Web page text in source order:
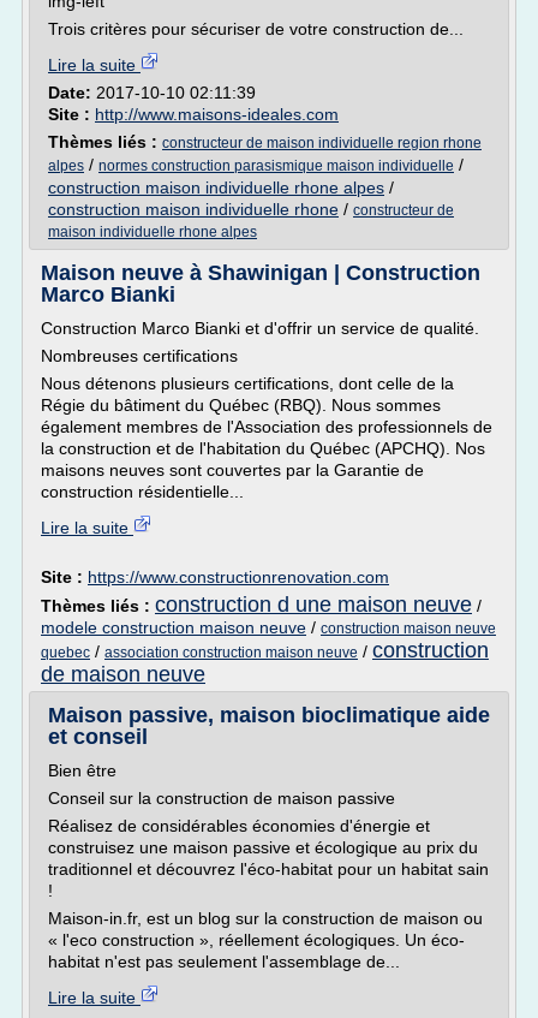
Trois critères pour sécuriser de votre construction de...
Lire la suite
Date: 2017-10-10 02:11:39
Site : http://www.maisons-ideales.com
Thèmes liés : constructeur de maison individuelle region rhone
alpes / normes construction parasismique maison individuelle /
construction maison individuelle rhone alpes /
construction maison individuelle rhone / constructeur de
maison individuelle rhone alpes
Maison neuve à Shawinigan | Construction
Marco Bianki
Construction Marco Bianki et d'offrir un service de qualité.
Nombreuses certifications
Nous détenons plusieurs certifications, dont celle de la
Régie du bâtiment du Québec (RBQ). Nous sommes
également membres de l'Association des professionnels de
la construction et de l'habitation du Québec (APCHQ). Nos
maisons neuves sont couvertes par la Garantie de
construction résidentielle...
Lire la suite
Site : https://www.constructionrenovation.com
Thèmes liés : construction d une maison neuve /
modele construction maison neuve / construction maison neuve
quebec / association construction maison neuve / construction
de maison neuve
Maison passive, maison bioclimatique aide
et conseil
Bien être
Conseil sur la construction de maison passive
Réalisez de considérables économies d'énergie et
construisez une maison passive et écologique au prix du
traditionnel et découvrez l'éco-habitat pour un habitat sain
!
Maison-in.fr, est un blog sur la construction de maison ou
« l'eco construction », réellement écologiques. Un éco-
habitat n'est pas seulement l'assemblage de...
Lire la suite